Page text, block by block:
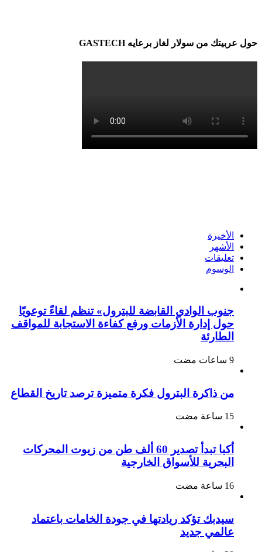
حول عربيتك من سولار لغاز برعايه GASTECH
الأخيرة
الأشهر
تعليقات
الوسوم
جنوب الوادي القابضة للبترول» تنظم لقاءً توعويًا
حول إدارة الأزمات ورفع كفاءة الاستجابة للمواقف
الطارئة
من ذاكرة البترول فكرة متميزة ترصد تاريخ القطاع
أكبا تبدأ تصدير 60 ألف طن من زيوت المحركات
البحرية للأسواق الخارجية
سيدبك تؤكد ريادتها في جودة الخامات باعتماد
عالمي جديد